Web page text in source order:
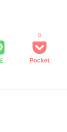
Pocket
0